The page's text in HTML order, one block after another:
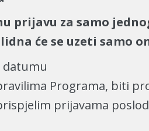
prijavu za samo
će se uzeti samo
datumu
Programa, biti
prijavama